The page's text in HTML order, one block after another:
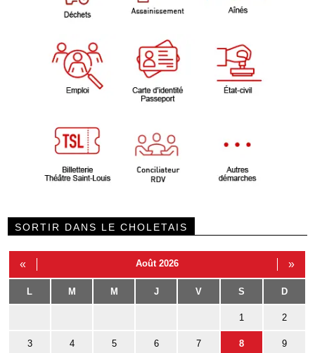
SORTIR DANS LE CHOLETAIS
« Août 2026 »
L M M J V S D
1 2
3 4 5 6 7 8 9